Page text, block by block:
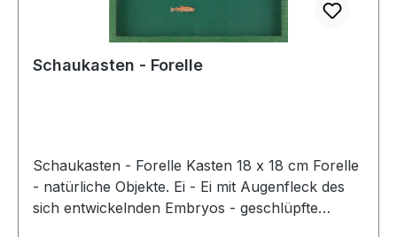
Schaukasten - Forelle
Schaukasten - Forelle Kasten 18 x 18 cm Forelle
- natürliche Objekte. Ei - Ei mit Augenfleck des
sich entwickelnden Embryos - geschlüpfte